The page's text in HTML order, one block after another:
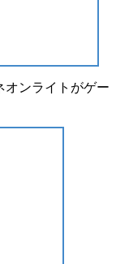
ンライトがゲー